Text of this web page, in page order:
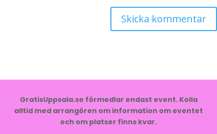
GratisUppsala.se förmedlar endast event. Kolla
alltid med arrangören om information om eventet
och om platser finns kvar.